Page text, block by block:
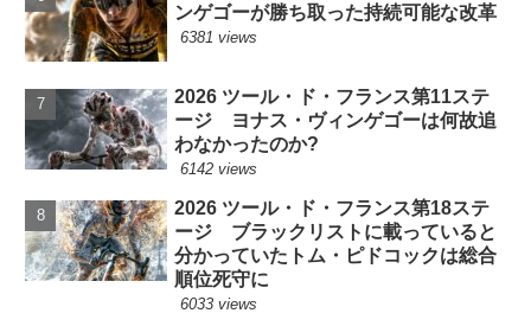
ンゲゴーが勝ち取った持続可能な改革
6381 views
2026 ツール・ド・フランス第11ステ
ージ ヨナス・ヴィンゲゴーは何故追
わなかったのか?
6142 views
2026 ツール・ド・フランス第18ステ
ージ ブラックリストに載っていると
分かっていたトム・ピドコックは総合
順位死守に
6033 views